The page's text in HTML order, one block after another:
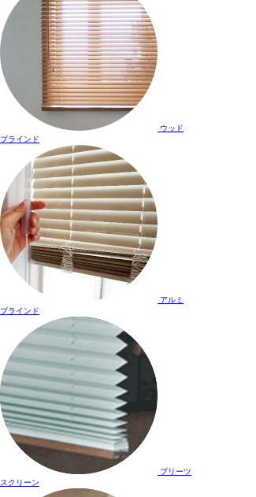
ウッド
ブラインド
アルミ
ブラインド
プリーツ
スクリーン